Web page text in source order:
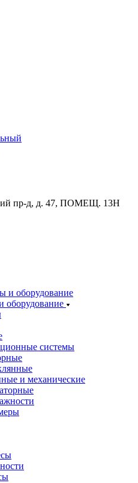
пр-д, д. 47, ПОМЕЩ. 13Н
оборудование
системы
и механические